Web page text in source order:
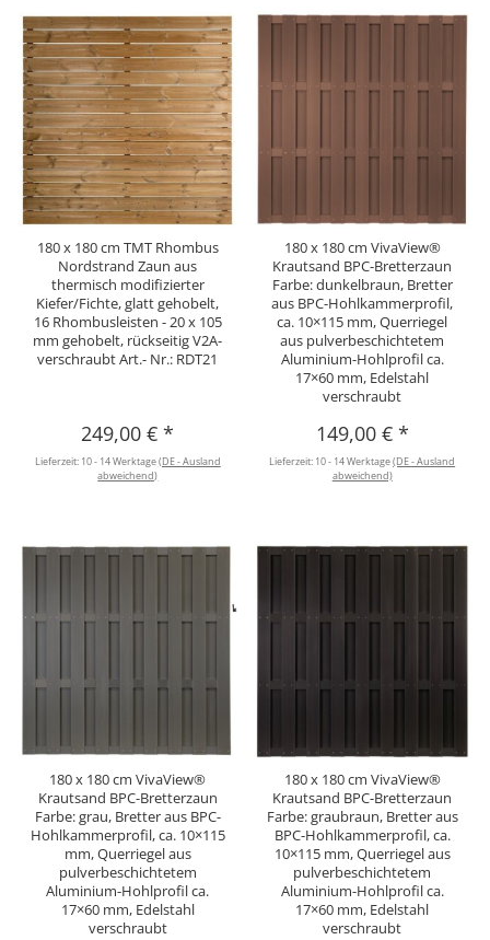
180 x 180 cm TMT Rhombus
Nordstrand Zaun aus
thermisch modifizierter
Kiefer/Fichte, glatt gehobelt,
16 Rhombusleisten - 20 x 105
mm gehobelt, rückseitig V2A-
verschraubt Art.- Nr.: RDT21
249,00 €*
Lieferzeit: 10 - 14 Werktage(DE - Ausland
abweichend)
180 x 180 cm VivaView®
Krautsand BPC-Bretterzaun
Farbe: dunkelbraun, Bretter
aus BPC-Hohlkammerprofil,
ca. 10×115 mm, Querriegel
aus pulverbeschichtetem
Aluminium-Hohlprofil ca.
17×60 mm, Edelstahl
verschraubt
149,00 € *
Lieferzeit: 10 - 14 Werktage(DE - Ausland
abweichend)
180 x 180 cm VivaView®
Krautsand BPC-Bretterzaun
Farbe: grau, Bretter aus BPC-
Hohlkammerprofil, ca. 10×115
mm, Querriegel aus
pulverbeschichtetem
Aluminium-Hohlprofil ca.
17×60 mm, Edelstahl
verschraubt
180 x 180 cm VivaView®
Krautsand BPC-Bretterzaun
Farbe: graubraun, Bretter aus
BPC-Hohlkammerprofil, ca.
10×115 mm, Querriegel aus
pulverbeschichtetem
Aluminium-Hohlprofil ca.
17×60 mm, Edelstahl
verschraubt